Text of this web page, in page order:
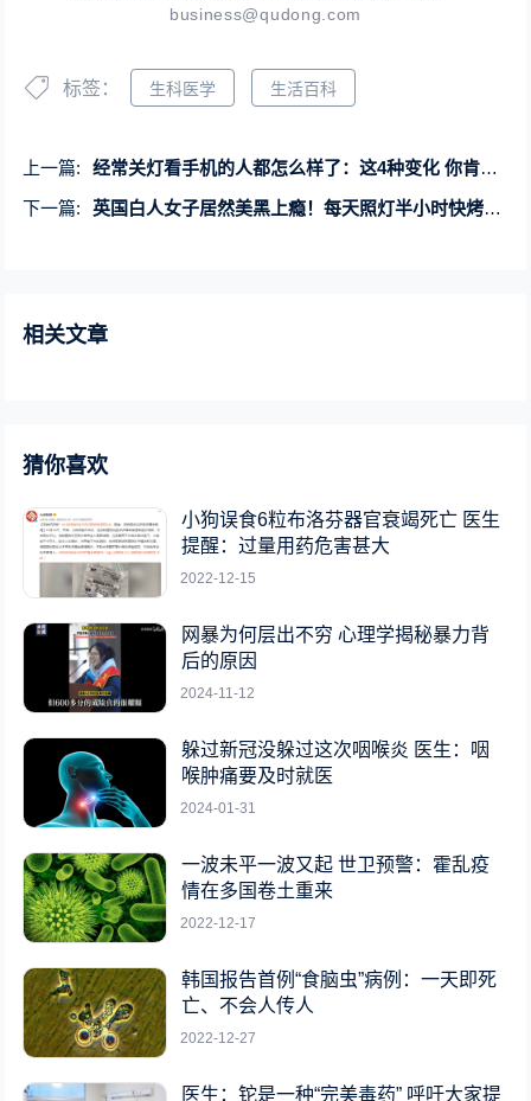
business@qudong.com
标签： 生科医学 生活百科
上一篇:
经常关灯看手机的人都怎么样了：这4种变化 你肯定想不到
下一篇:
英国白人女子居然美黑上瘾！每天照灯半小时快烤焦 还不够
相关文章
猜你喜欢
小狗误食6粒布洛芬器官衰竭死亡 医生
提醒：过量用药危害甚大
2022-12-15
网暴为何层出不穷 心理学揭秘暴力背
后的原因
2024-11-12
躲过新冠没躲过这次咽喉炎 医生：咽
喉肿痛要及时就医
2024-01-31
一波未平一波又起 世卫预警：霍乱疫
情在多国卷土重来
2022-12-17
韩国报告首例“食脑虫”病例：一天即死
亡、不会人传人
2022-12-27
医生：铊是一种“完美毒药” 呼吁大家提